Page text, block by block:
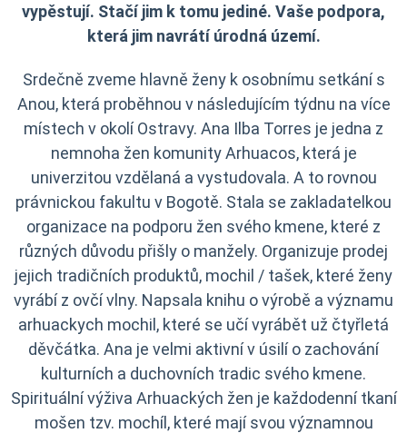
vypěstují. Stačí jim k tomu jediné. Vaše podpora,
která jim navrátí úrodná území.
Srdečně zveme hlavně ženy k osobnímu setkání s
Anou, která proběhnou v následujícím týdnu na více
místech v okolí Ostravy. Ana Ilba Torres je jedna z
nemnoha žen komunity Arhuacos, která je
univerzitou vzdělaná a vystudovala. A to rovnou
právnickou fakultu v Bogotě. Stala se zakladatelkou
organizace na podporu žen svého kmene, které z
různých důvodu přišly o manžely. Organizuje prodej
jejich tradičních produktů, mochil / tašek, které ženy
vyrábí z ovčí vlny. Napsala knihu o výrobě a významu
arhuackych mochil, které se učí vyrábět už čtyřletá
děvčátka. Ana je velmi aktivní v úsilí o zachování
kulturních a duchovních tradic svého kmene.
Spirituální výživa Arhuackých žen je každodenní tkaní
mošen tzv. mochíl, které mají svou významnou